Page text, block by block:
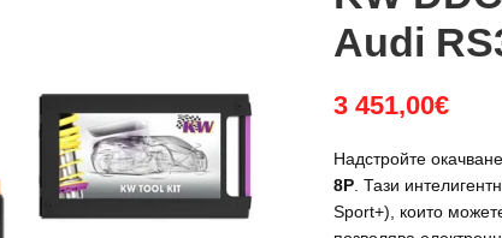
Audi
3 451,00€
Надстройте
8P. Тази
Sport+), които